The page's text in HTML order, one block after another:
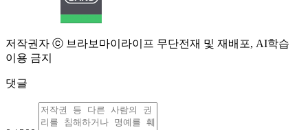
저작권자 ⓒ 브라보마이라이프 무단전재 및 재배포, AI학습
이용 금지
댓글